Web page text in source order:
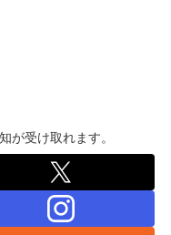
が受け取れます。